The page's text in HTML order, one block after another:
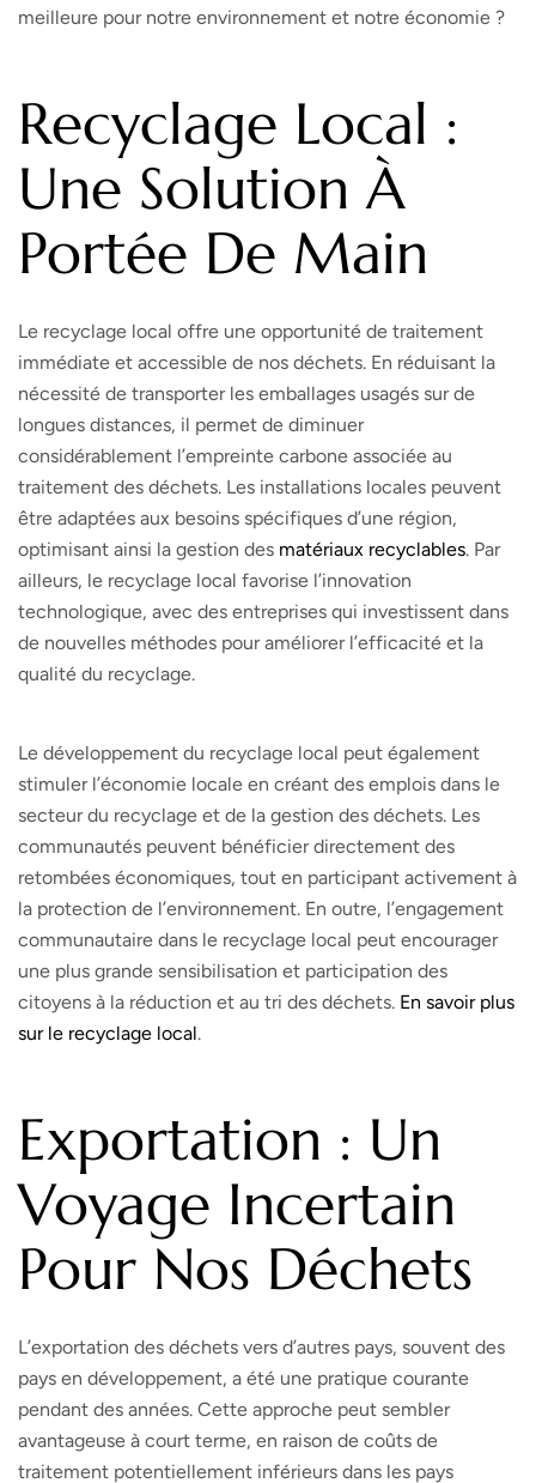
meilleure pour notre environnement et notre économie ?
Recyclage Local :
Une Solution À
Portée De Main
Le recyclage local offre une opportunité de traitement
immédiate et accessible de nos déchets. En réduisant la
nécessité de transporter les emballages usagés sur de
longues distances, il permet de diminuer
considérablement l’empreinte carbone associée au
traitement des déchets. Les installations locales peuvent
être adaptées aux besoins spécifiques d’une région,
optimisant ainsi la gestion des matériaux recyclables. Par
ailleurs, le recyclage local favorise l’innovation
technologique, avec des entreprises qui investissent dans
de nouvelles méthodes pour améliorer l’efficacité et la
qualité du recyclage.
Le développement du recyclage local peut également
stimuler l’économie locale en créant des emplois dans le
secteur du recyclage et de la gestion des déchets. Les
communautés peuvent bénéficier directement des
retombées économiques, tout en participant activement à
la protection de l’environnement. En outre, l’engagement
communautaire dans le recyclage local peut encourager
une plus grande sensibilisation et participation des
citoyens à la réduction et au tri des déchets. En savoir plus
sur le recyclage local.
Exportation : Un
Voyage Incertain
Pour Nos Déchets
L’exportation des déchets vers d’autres pays, souvent des
pays en développement, a été une pratique courante
pendant des années. Cette approche peut sembler
avantageuse à court terme, en raison de coûts de
traitement potentiellement inférieurs dans les pays